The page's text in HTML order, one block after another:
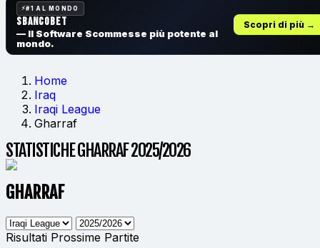
#1 AL MONDO
SbancoBet
— Il Software Scommesse più potente al
mondo.
Scopri di più →
Home
Iraq
Iraqi League
Gharraf
STATISTICHE GHARRAF 2025/2026
GHARRAF
Risultati Prossime Partite